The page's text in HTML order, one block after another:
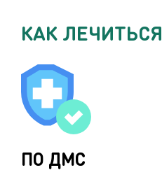
КАК ЛЕЧИТЬСЯ
ПО ДМС